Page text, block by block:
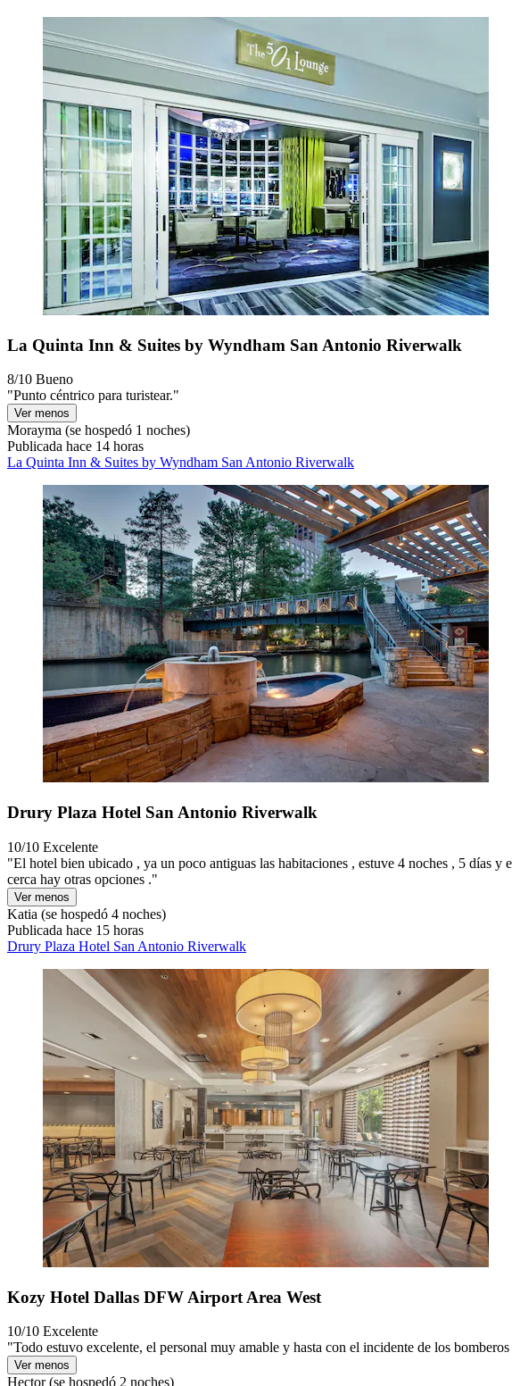
La Quinta Inn & Suites by Wyndham San Antonio Riverwalk
8/10 Bueno
"Punto céntrico para turistear."
Ver menos
Morayma (se hospedó 1 noches)
Publicada hace 14 horas
La Quinta Inn & Suites by Wyndham San Antonio Riverwalk
Drury Plaza Hotel San Antonio Riverwalk
10/10 Excelente
"El hotel bien ubicado , ya un poco antiguas las habitaciones , estuve 4 noches , 5 días
cerca hay otras opciones ."
Ver menos
Katia (se hospedó 4 noches)
Publicada hace 15 horas
Drury Plaza Hotel San Antonio Riverwalk
Kozy Hotel Dallas DFW Airport Area West
10/10 Excelente
"Todo estuvo excelente, el personal muy amable y hasta con el incidente de los
Ver menos
Hector(se hospedó 2 noches)